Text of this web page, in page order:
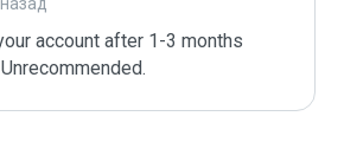
account after 1-3 months